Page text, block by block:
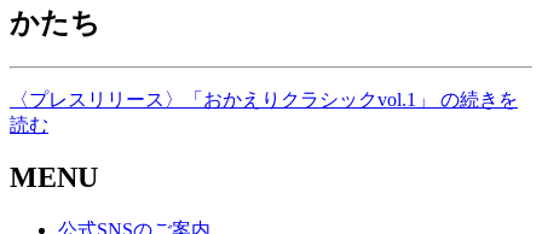
かたち
〈プレスリリース〉「おかえりクラシックvol.1」 の続きを
読む
MENU